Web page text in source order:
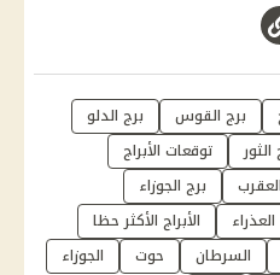
برج القوس
برج الدلو
الثور
توقعات الأبراج
برج الجوزاء
العذراء
الأبراج الأكثر حظا
السرطان حوت
الجوزاء